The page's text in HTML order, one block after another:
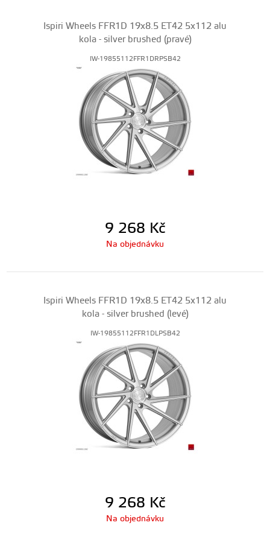
Ispiri Wheels FFR1D 19x8.5 ET42 5x112 alu
kola - silver brushed (pravé)
IW-19855112FFR1DRPSB42
9 268 Kč
Na objednávku
Ispiri Wheels FFR1D 19x8.5 ET42 5x112 alu
kola - silver brushed (levé)
IW-19855112FFR1DLPSB42
9 268 Kč
Na objednávku